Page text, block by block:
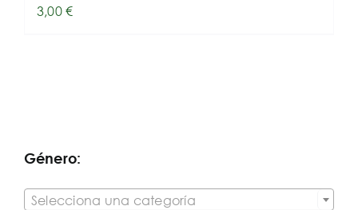
3,00€
Género:
Selecciona una categoría